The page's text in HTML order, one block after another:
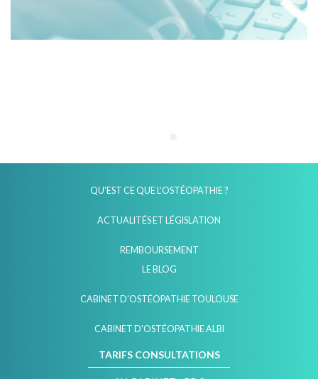
QU’EST CE QUE L’OSTÉOPATHIE ?
ACTUALITÉS ET LÉGISLATION
REMBOURSEMENT
LE BLOG
CABINET D’OSTÉOPATHIE TOULOUSE
CABINET D’OSTÉOPATHIE ALBI
TARIFS CONSULTATIONS